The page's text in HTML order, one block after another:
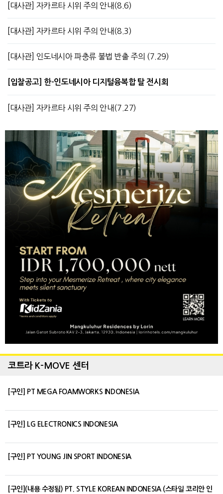
[대사관] 자카르타 시위 주의 안내(8.6)
[대사관] 자카르타 시위 주의 안내(8.3)
[대사관] 인도네시아 파충류 불법 반출 주의 (7.29)
[입찰공고] 한-인도네시아 디지털융복합 탈 전시회
[대사관] 자카르타 시위 주의 안내(7.27)
코트라 K-MOVE 센터
[구인] PT MEGA FOAMWORKS INDONESIA
[구인] LG ELECTRONICS INDONESIA
[구인] PT YOUNG JIN SPORT INDONESIA
[구인](내용 수정됨) PT. STYLE KOREAN INDONESIA (스타일 코리안 인